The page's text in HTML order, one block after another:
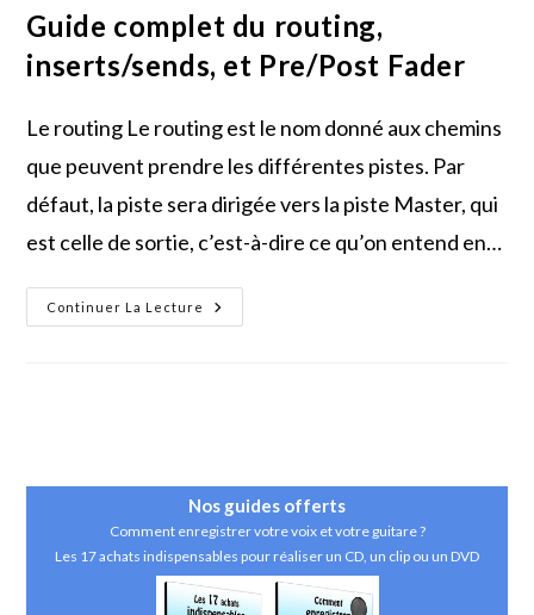
Guide complet du routing,
inserts/sends, et Pre/Post Fader
Le routing Le routing est le nom donné aux chemins
que peuvent prendre les différentes pistes. Par
défaut, la piste sera dirigée vers la piste Master, qui
est celle de sortie, c’est-à-dire ce qu’on entend en…
Continuer La Lecture
Guide
Complet
Nos guides offerts
Comment enregistrer votre voix et votre guitare ?
Les 17 achats indispensables pour réaliser un CD, un clip ou un DVD